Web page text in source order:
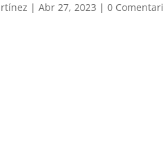
|Abr 27, 2023 |0